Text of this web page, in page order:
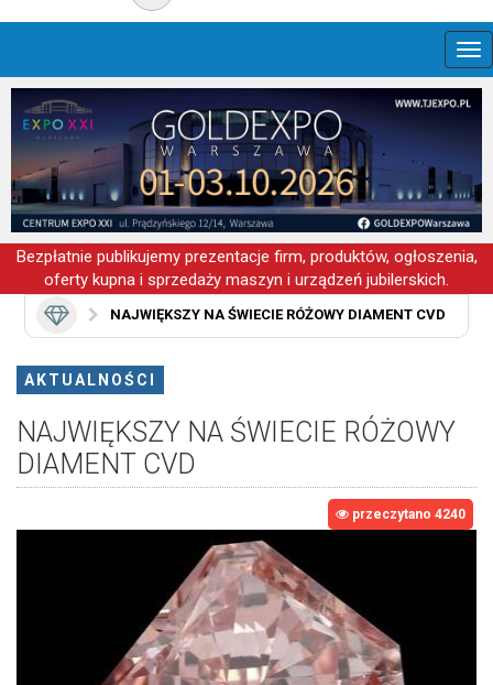
Bezpłatnie publikujemy prezentacje firm, produktów, ogłoszenia,
oferty kupna i sprzedaży maszyn i urządzeń jubilerskich.
NAJWIĘKSZY NA ŚWIECIE RÓŻOWY DIAMENT CVD
AKTUALNOŚCI
NAJWIĘKSZY NA ŚWIECIE RÓŻOWY
DIAMENT CVD
przeczytano 4240